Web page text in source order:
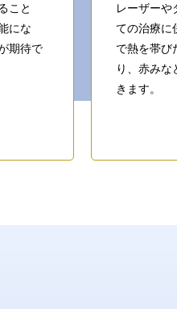
こと
にな
期待で
レーザーや
ての治療に
で熱を帯び
り、赤み
きます。